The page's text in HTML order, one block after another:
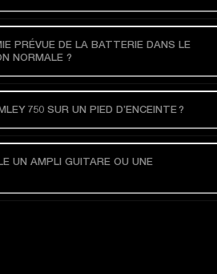
PRÉVUE DE LA BATTERIE DANS LE
NORMALE ?
750 SUR UN PIED D’ENCEINTE ?
UN AMPLI GUITARE OU UNE